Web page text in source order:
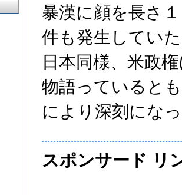
暴漢に顔を長さ
件も発生してい
日本同様、米政
物語っていると
により深刻にな
スポンサード リ